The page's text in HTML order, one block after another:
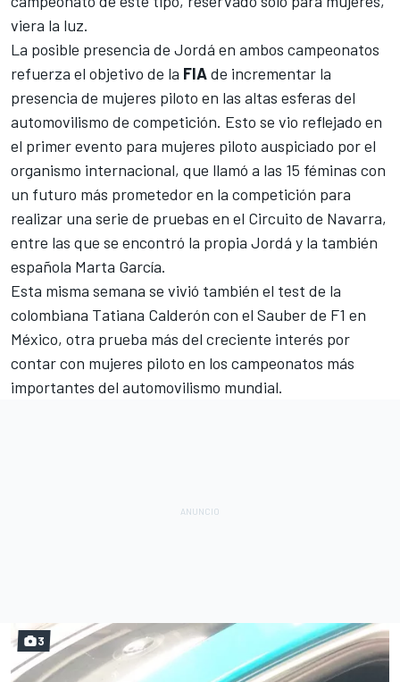
viera la luz.
La posible presencia de Jordá en ambos campeonatos
refuerza el objetivo de la FIAde incrementar la
presencia de mujeres piloto en las altas esferas del
automovilismo de competición. Esto se vio reflejado en
el primer evento para mujeres piloto auspiciado por el
organismo internacional, que llamó a las 15 féminas con
un futuro más prometedor en la competición para
realizar una serie de pruebas en el Circuito de Navarra,
entre las que se encontró la propia Jordá y la también
española Marta García.
Esta misma semana se vivió también el test de la
colombiana Tatiana Calderón con el Sauber de F1 en
México, otra prueba más del creciente interés por
contar con mujeres piloto en los campeonatos más
importantes del automovilismo mundial.
3